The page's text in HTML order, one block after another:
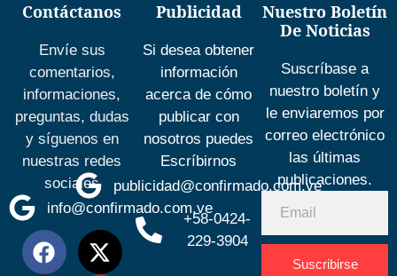
Contáctanos
Envíe sus
comentarios,
informaciones,
preguntas, dudas
y síguenos en
nuestras redes
sociales
info@confirmado.com.ve
Publicidad
Si desea obtener
información
acerca de cómo
publicar con
nosotros puedes
Escríbirnos
publicidad@confirmado.com.ve
+58-0424-
229-3904
Nuestro Boletín
De Noticias
Suscríbase a
nuestro boletín y
le enviaremos por
correo electrónico
las últimas
publicaciones.
Suscribirse